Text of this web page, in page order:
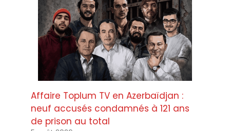
Affaire Toplum TV en Azerbaïdjan :
neuf accusés condamnés à 121 ans
de prison au total